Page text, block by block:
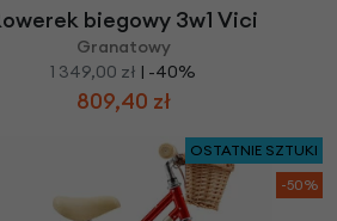
biegowy 3w1 Vici
Granatowy
1 349,00 zł | -40%
809,40 zł
OSTATNIE SZTUKI
-50%